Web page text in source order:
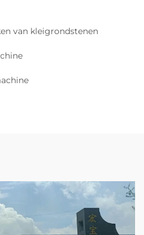
van kleigrondstenen